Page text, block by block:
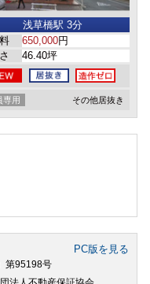
浅草橋駅 3分
650,000円
46.40坪
専用 その他居抜き
PC版を見る
第95198号